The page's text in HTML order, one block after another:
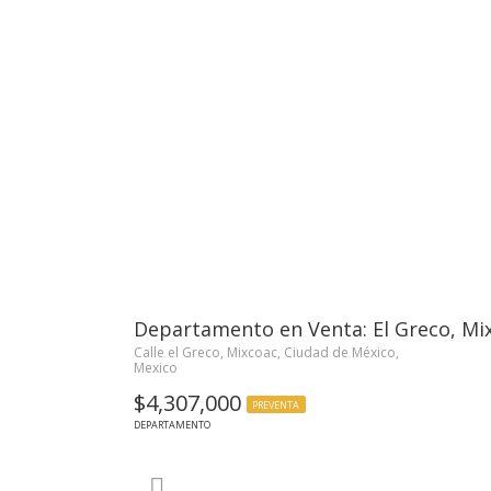
Departamento en Venta: El Greco,
Calle el Greco, Mixcoac, Ciudad de México,
Mexico
$4,307,000
PREVENTA
DEPARTAMENTO